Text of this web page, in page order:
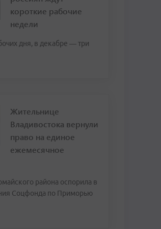
короткие рабочие
недели
дня, в декабре — три
Жительнице
Владивостока вернули
право на единое
ежемесячное
района оспорила в
Соцфонда по Приморью